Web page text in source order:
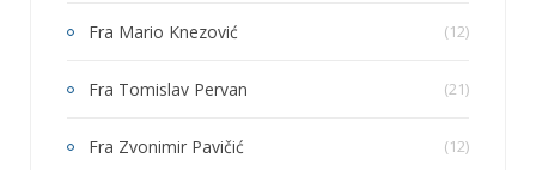
Fra Mario Knezović (12)
Fra Tomislav Pervan (21)
Fra Zvonimir Pavičić (12)